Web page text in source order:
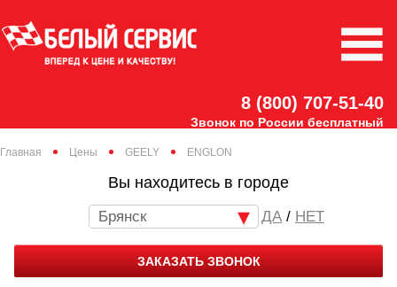
8 (800) 707-51-40
Звонок по России бесплатный
Главная Цены GEELY ENGLON
Вы находитесь в городе
Брянск / НЕТ
ЗАКАЗАТЬ ЗВОНОК